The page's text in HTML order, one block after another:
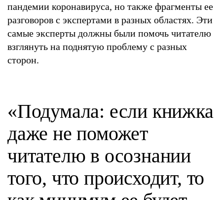
пандемии коронавируса, но также фрагменты ее
разговоров с экспертами в разных областях. Эти
самые эксперты должны были помочь читателю
взглянуть на поднятую проблему с разных
сторон.
«Подумала: если книжка
даже не поможет
читателю в осознании
того, что происходит, то